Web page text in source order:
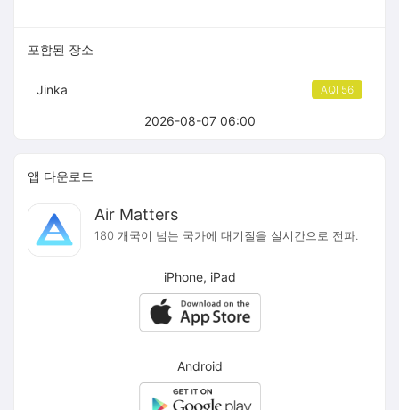
2026-08-07 06:00
포함된 장소
Jinka AQI 56
앱 다운로드
Air Matters
180 개국이 넘는 국가에 대기질을 실시간으로 전파.
iPhone, iPad
Android